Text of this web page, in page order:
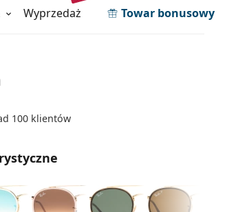
wyprzedaż Towar bonusowy
100 klientów